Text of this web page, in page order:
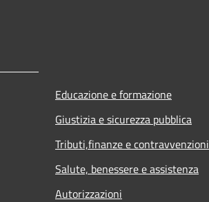
Educazione e formazione
Giustizia e sicurezza pubblica
Tributi,finanze e contravvenzioni
Salute, benessere e assistenza
Autorizzazioni